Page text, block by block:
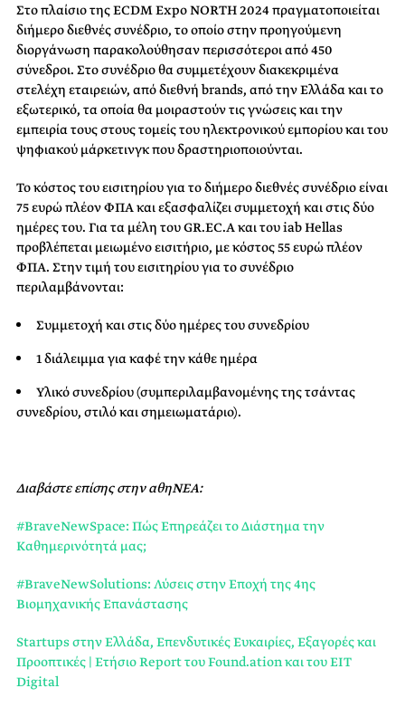
Στο πλαίσιο της ECDM Expo NORTH 2024 πραγματοποιείται
διήμερο διεθνές συνέδριο, το οποίο στην προηγούμενη
διοργάνωση παρακολούθησαν περισσότεροι από 450
σύνεδροι. Στο συνέδριο θα συμμετέχουν διακεκριμένα
στελέχη εταιρειών, από διεθνή brands, από την Ελλάδα και το
εξωτερικό, τα οποία θα μοιραστούν τις γνώσεις και την
εμπειρία τους στους τομείς του ηλεκτρονικού εμπορίου και του
ψηφιακού μάρκετινγκ που δραστηριοποιούνται.
Το κόστος του εισιτηρίου για το διήμερο διεθνές συνέδριο είναι
75 ευρώ πλέον ΦΠΑ και εξασφαλίζει συμμετοχή και στις δύο
ημέρες του. Για τα μέλη του GR.EC.A και του iab Hellas
προβλέπεται μειωμένο εισιτήριο, με κόστος 55 ευρώ πλέον
ΦΠΑ. Στην τιμή του εισιτηρίου για το συνέδριο
περιλαμβάνονται:
Συμμετοχή και στις δύο ημέρες του συνεδρίου
1 διάλειμμα για καφέ την κάθε ημέρα
Υλικό συνεδρίου (συμπεριλαμβανομένης της τσάντας
συνεδρίου, στιλό και σημειωματάριο).
Διαβάστε επίσης στην αθηΝΕΑ:
#BraveNewSpace: Πώς Επηρεάζει το Διάστημα την
Καθημερινότητά μας;
#BraveNewSolutions: Λύσεις στην Εποχή της 4ης
Βιομηχανικής Επανάστασης
Startups στην Ελλάδα, Επενδυτικές Ευκαιρίες, Εξαγορές και
Προοπτικές | Ετήσιο Report του Found.ation και του EIT
Digital